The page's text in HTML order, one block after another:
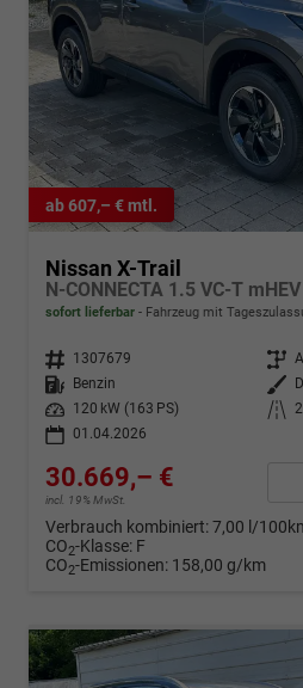
ab 607,– € mtl.
Nissan X-Trail
sofort lieferbar Fahrzeug mit
Fahrzeugnr. 1307679 Getriebe
Kraftstoff
Benzin Außenfarbe
Leistung
120 kW (163 PS) Kilometerstand
01.04.2026
30.669,– €
incl. 19% MwSt.
Verbrauch kombiniert:7,00 l/
CO2-Klasse: F
CO2-Emissionen: 158,00 g/km